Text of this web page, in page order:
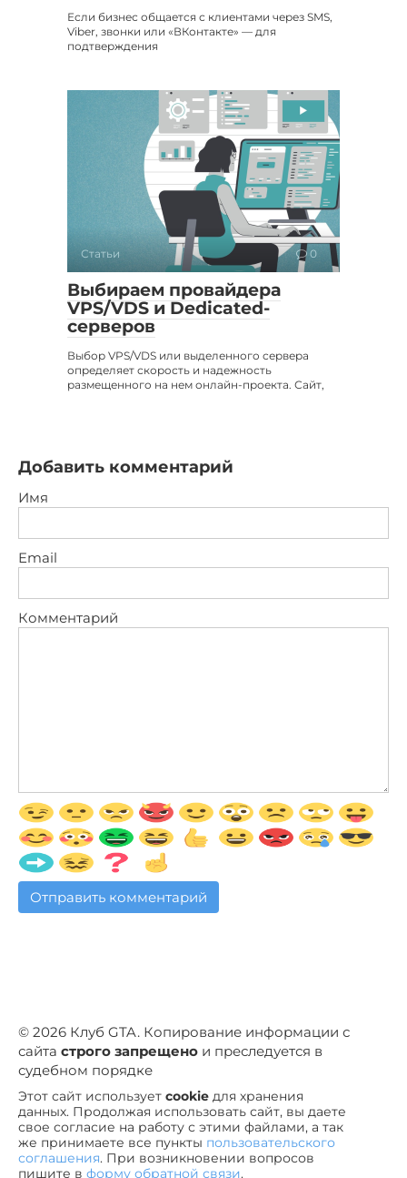
Если бизнес общается с клиентами через SMS,
Viber, звонки или «ВКонтакте» — для
подтверждения
Статьи 0
Выбираем провайдера
VPS/VDS и Dedicated-
серверов
Выбор VPS/VDS или выделенного сервера
определяет скорость и надежность
размещенного на нем онлайн-проекта. Сайт,
Добавить комментарий
Имя
Email
Комментарий
© 2026 Клуб GTA. Копирование информации с
сайта строго запрещено и преследуется в
судебном порядке
Этот сайт использует cookie для хранения
данных. Продолжая использовать сайт, вы даете
свое согласие на работу с этими файлами, а так
же принимаете все пункты пользовательского
соглашения. При возникновении вопросов
пишите в форму обратной связи.